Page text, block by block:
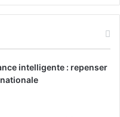
intelligente : repenser